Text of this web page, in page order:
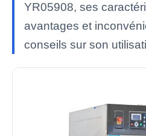
YR05908, ses
avantages et
conseils sur son